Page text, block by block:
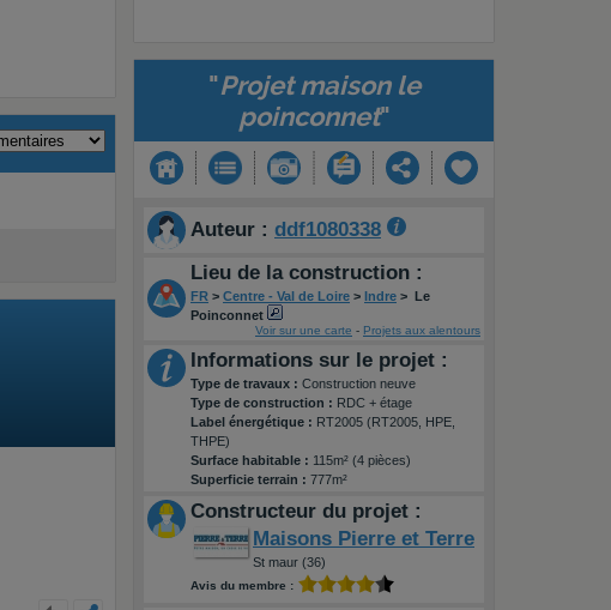
"Projet maison le
poinconnet"
Auteur : ddf1080338
Lieu de la construction :
FR > Centre - Val de Loire > Indre > Le
Poinconnet
Voir sur une carte - Projets aux alentours
Informations sur le projet :
Type de travaux : Construction neuve
Type de construction : RDC + étage
Label énergétique : RT2005 (RT2005, HPE,
THPE)
Surface habitable : 115m² (4 pièces)
Superficie terrain : 777m²
Constructeur du projet :
Maisons Pierre et Terre
St maur (36)
Avis du membre :